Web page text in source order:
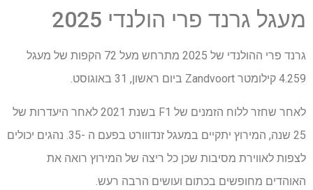
מעגל גרנד פרי הולנדי 2025
גרנד פרי ההולנדי של 2025 מתרחש מעל 72 הקפות של מעגל
4.259 קילומטר Zandvoort ביום ראשון, 31 באוגוסט.
לאחר שחזר ללוח הזמנים של F1 בשנת 2021 לאחר היעדרות של
25 שנה, המירוץ יתקיים במעגל זנדווורט בפעם ה -35. נהגים יכולים
לצפות לאווירת מסיבות שכן כל ריצה של המירוץ רואה את
האוהדים מחופשים בכתום ועושים הרבה רעש.